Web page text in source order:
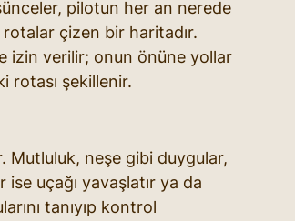
pilotun her an nerede
çizen bir haritadır.
izin verilir; onun önüne yollar
rotası şekillenir.
Mutluluk, neşe gibi duygular,
ise uçağı yavaşlatır ya da
tanıyıp kontrol